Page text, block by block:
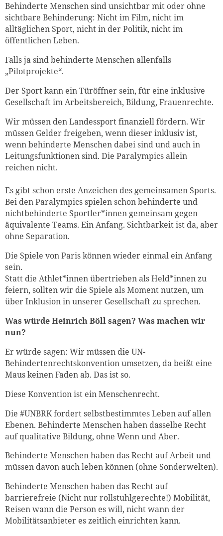
Behinderte Menschen sind unsichtbar mit oder ohne
sichtbare Behinderung: Nicht im Film, nicht im
alltäglichen Sport, nicht in der Politik, nicht im
öffentlichen Leben.
Falls ja sind behinderte Menschen allenfalls
„Pilotprojekte“.
Der Sport kann ein Türöffner sein, für eine inklusive
Gesellschaft im Arbeitsbereich, Bildung, Frauenrechte.
Wir müssen den Landessport finanziell fördern. Wir
müssen Gelder freigeben, wenn dieser inklusiv ist,
wenn behinderte Menschen dabei sind und auch in
Leitungsfunktionen sind. Die Paralympics allein
reichen nicht.
Es gibt schon erste Anzeichen des gemeinsamen Sports.
Bei den Paralympics spielen schon behinderte und
nichtbehinderte Sportler*innen gemeinsam gegen
äquivalente Teams. Ein Anfang. Sichtbarkeit ist da, aber
ohne Separation.
Die Spiele von Paris können wieder einmal ein Anfang
sein.
Statt die Athlet*innen übertrieben als Held*innen zu
feiern, sollten wir die Spiele als Moment nutzen, um
über Inklusion in unserer Gesellschaft zu sprechen.
Was würde Heinrich Böll sagen? Was machen wir
nun?
Er würde sagen: Wir müssen die UN-
Behindertenrechtskonvention umsetzen, da beißt eine
Maus keinen Faden ab. Das ist so.
Diese Konvention ist ein Menschenrecht.
Die #UNBRK fordert selbstbestimmtes Leben auf allen
Ebenen. Behinderte Menschen haben dasselbe Recht
auf qualitative Bildung, ohne Wenn und Aber.
Behinderte Menschen haben das Recht auf Arbeit und
müssen davon auch leben können (ohne Sonderwelten).
Behinderte Menschen haben das Recht auf
barrierefreie (Nicht nur rollstuhlgerechte!) Mobilität,
Reisen wann die Person es will, nicht wann der
Mobilitätsanbieter es zeitlich einrichten kann.